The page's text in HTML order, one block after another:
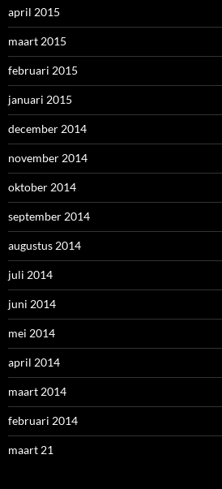
april 2015
maart 2015
februari 2015
januari 2015
december 2014
november 2014
oktober 2014
september 2014
augustus 2014
juli 2014
juni 2014
mei 2014
april 2014
maart 2014
februari 2014
maart 21